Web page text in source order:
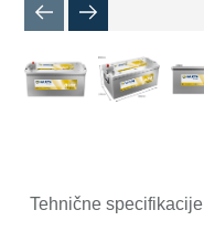
Tehnične specifikacije